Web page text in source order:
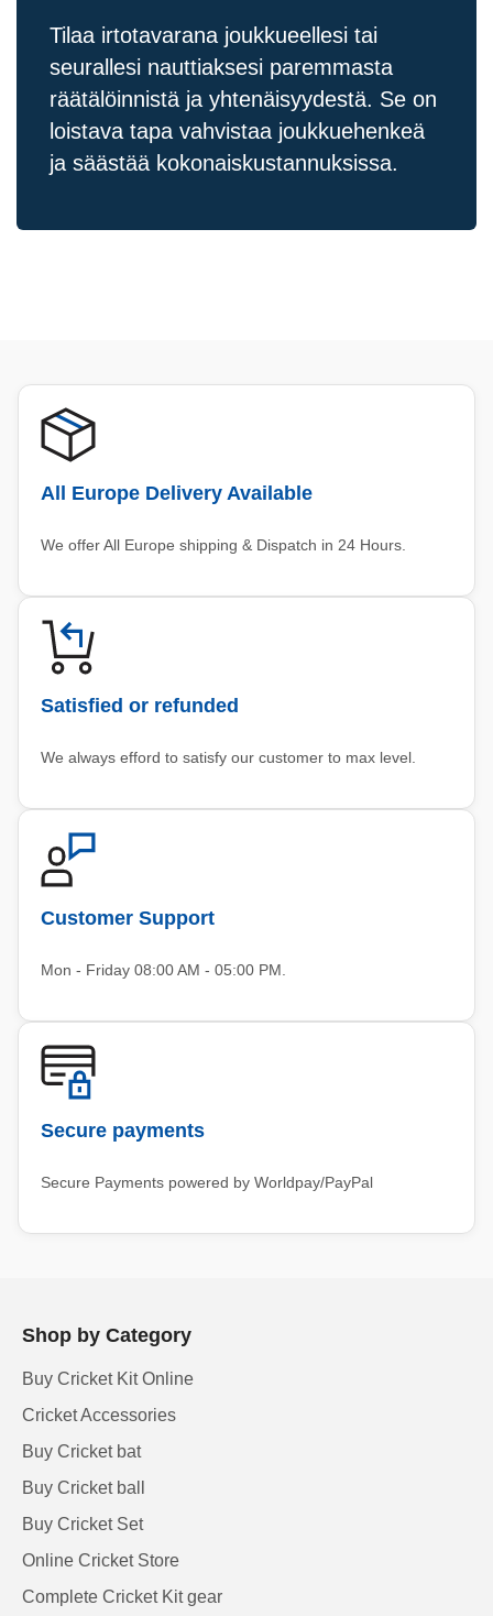
Tilaa irtotavarana joukkueellesi tai
seurallesi nauttiaksesi paremmasta
räätälöinnistä ja yhtenäisyydestä. Se on
loistava tapa vahvistaa joukkuehenkeä
ja säästää kokonaiskustannuksissa.
All Europe Delivery Available
We offer All Europe shipping & Dispatch in 24 Hours.
Satisfied or refunded
We always efford to satisfy our customer to max level.
Customer Support
Mon - Friday 08:00 AM - 05:00 PM.
Secure payments
Secure Payments powered by Worldpay/PayPal
Shop by Category
Buy Cricket Kit Online
Cricket Accessories
Buy Cricket bat
Buy Cricket ball
Buy Cricket Set
Online Cricket Store
Complete Cricket Kit gear